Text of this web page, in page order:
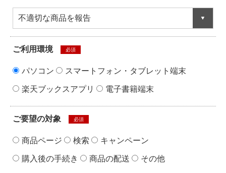
不適切な商品を報告
ご利用環境 必須
パソコン スマートフォン・タブレット端末
楽天ブックスアプリ 電子書籍端末
ご要望の対象 必須
商品ページ 検索 キャンペーン
購入後の手続き 商品の配送 その他